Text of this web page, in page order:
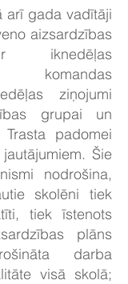
arī gada vadītāji
aizsardzības
iknedēļas
komandas
ziņojumi
grupai un
padomei
Šie
nodrošina,
skolēni tiek
tiek īstenots
plāns
darba
visā skolā;